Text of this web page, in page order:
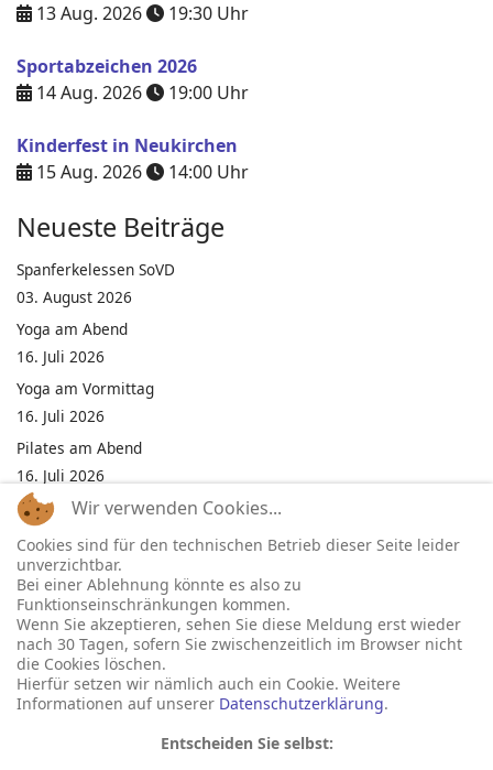
13 Aug. 2026
19:30 Uhr
Sportabzeichen 2026
14 Aug. 2026
19:00 Uhr
Kinderfest in Neukirchen
15 Aug. 2026
14:00 Uhr
Neueste Beiträge
Spanferkelessen SoVD
03. August 2026
Yoga am Abend
16. Juli 2026
Yoga am Vormittag
16. Juli 2026
Pilates am Abend
16. Juli 2026
Jumping Fitness Intervall
16. Juli 2026
Jumping Fitness Erwachsene
16. Juli 2026
Kinderfest in Neukirchen
16. Juli 2026
Wir verwenden Cookies...
Cookies sind für den technischen Betrieb dieser Seite leider
unverzichtbar.
Bei einer Ablehnung könnte es also zu
Funktionseinschränkungen kommen.
Wenn Sie akzeptieren, sehen Sie diese Meldung erst wieder
nach 30 Tagen, sofern Sie zwischenzeitlich im Browser nicht
die Cookies löschen.
Hierfür setzen wir nämlich auch ein Cookie. Weitere
Informationen auf unserer Datenschutzerklärung.
Entscheiden Sie selbst: